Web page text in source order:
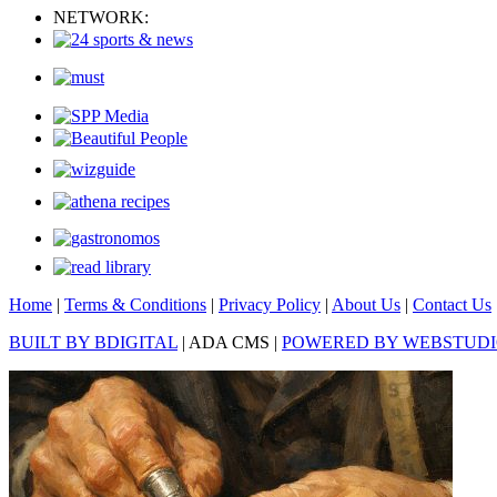
NETWORK:
Home | Terms & Conditions | Privacy Policy | About Us | Contact Us
BUILT BY BDIGITAL | ADA CMS | POWERED BY